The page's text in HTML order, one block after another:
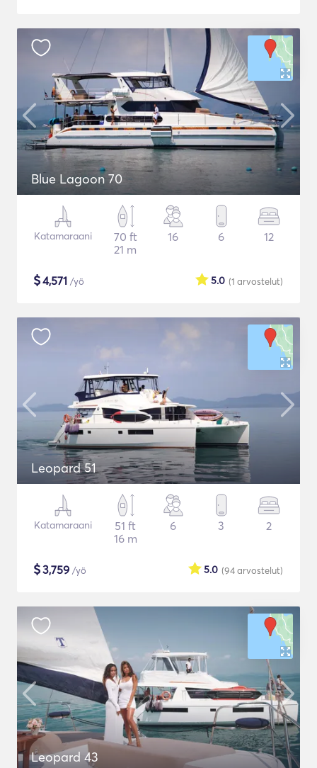
Blue Lagoon 70
Katamaraani
70 ft
21 m
16 6 12
$4,571 /yö (1 arvostelut)
5.0
Leopard 51
Katamaraani
51 ft
16 m
6 3 2
$3,759 /yö (94arvostelut)
5.0
Leopard 43